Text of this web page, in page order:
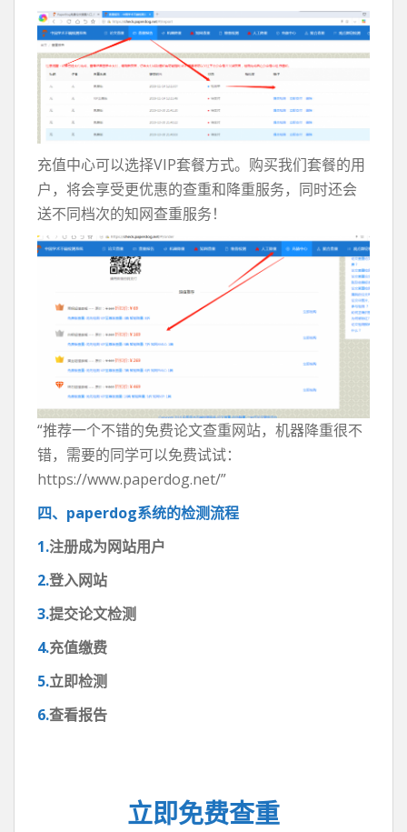
充值中心可以选择VIP套餐方式。购买我们套餐的用
户，将会享受更优惠的查重和降重服务，同时还会
送不同档次的知网查重服务！
“推荐一个不错的免费论文查重网站，机器降重很不
错，需要的同学可以免费试试：
https://www.paperdog.net/”
四、paperdog系统的检测流程
1.注册成为网站用户
2.登入网站
3.提交论文检测
4.充值缴费
5.立即检测
6.查看报告
立即免费查重